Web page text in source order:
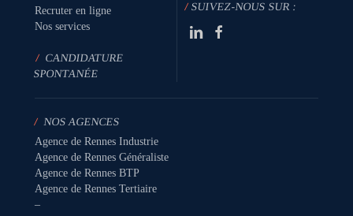
Recruter en ligne
Nos services
/ CANDIDATURE
SPONTANÉE
/SUIVEZ-NOUS SUR :
/ NOS AGENCES
Agence de Rennes Industrie
Agence de Rennes Généraliste
Agence de Rennes BTP
Agence de Rennes Tertiaire
–